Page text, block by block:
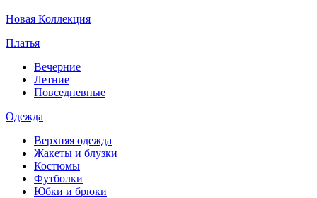
Новая Коллекция
Платья
Вечерние
Летние
Повседневные
Одежда
Верхняя одежда
Жакеты и блузки
Костюмы
Футболки
Юбки и брюки